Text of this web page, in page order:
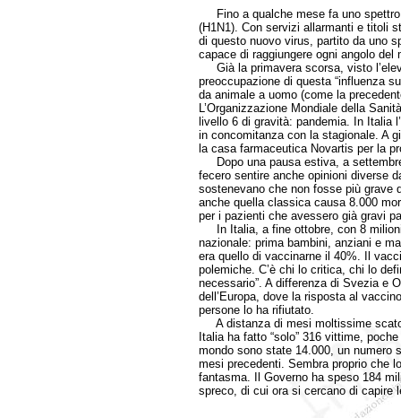
Fino a qualche mese fa uno spettro
(H1N1). Con servizi allarmanti e titoli
di questo nuovo virus, partito da uno
capace di raggiungere ogni angolo del
Già la primavera scorsa, visto
preoccupazione di questa “influenza
da animale a uomo (come la
L’Organizzazione Mondiale della
livello 6 di gravità: pandemia. In Italia
in concomitanza con la stagionale. A
la casa farmaceutica Novartis per la
Dopo una pausa estiva, a
fecero sentire anche opinioni diverse
sostenevano che non fosse più grave
anche quella classica causa 8.000
per i pazienti che avessero già gravi
In Italia, a fine ottobre, con 8
nazionale: prima bambini, anziani e
era quello di vaccinarne il 40%. Il
polemiche. C’è chi lo critica, chi lo
necessario”. A differenza di Svezia e
dell’Europa, dove la risposta al
persone lo ha rifiutato.
A distanza di mesi moltissime
Italia ha fatto “solo” 316 vittime,
mondo sono state 14.000, un numero
mesi precedenti. Sembra proprio che
fantasma. Il Governo ha speso 184
spreco, di cui ora si cercano di capire